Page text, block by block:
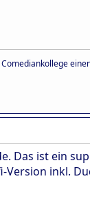
Das ist ein
Version inkl.